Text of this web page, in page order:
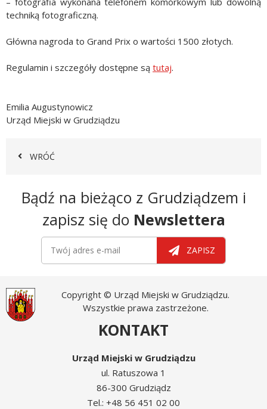
techniką fotograficzną.
Główna nagroda to Grand Prix o wartości 1500 złotych.
Regulamin i szczegóły dostępne są tutaj.
Emilia Augustynowicz
Urząd Miejski w Grudziądzu
WRÓĆ
Newsletter
Bądź na bieżąco z Grudziądzem i
zapisz się do Newslettera
Newsletter
Twój adres e-mail
ZAPISZ
Copyright © Urząd Miejski w Grudziądzu.
Wszystkie prawa zastrzeżone.
KONTAKT
Urząd Miejski w Grudziądzu
ul. Ratuszowa 1
86-300 Grudziądz
Tel.: +48 56 451 02 00